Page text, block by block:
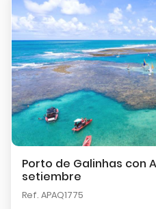
Porto de Galinhas con
setiembre
Ref. APAQ1775